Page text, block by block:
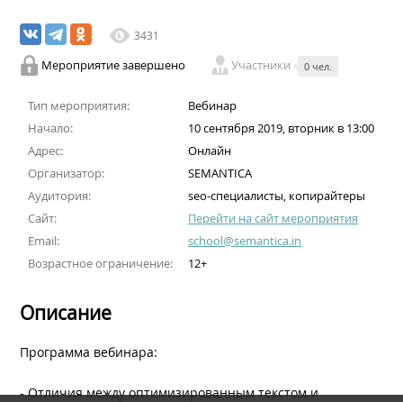
3431
Мероприятие завершено Участники 0 чел.
Тип мероприятия:
Вебинар
Начало:
10 сентября 2019, вторник в 13:00
Адрес:
Онлайн
Организатор:
SEMANTICA
Аудитория:
seo-специалисты, копирайтеры
Сайт:
Перейти на сайт мероприятия
Email:
school@semantica.in
Возрастное ограничение:
12+
Описание
Программа вебинара:
- Отличия между оптимизированным текстом и